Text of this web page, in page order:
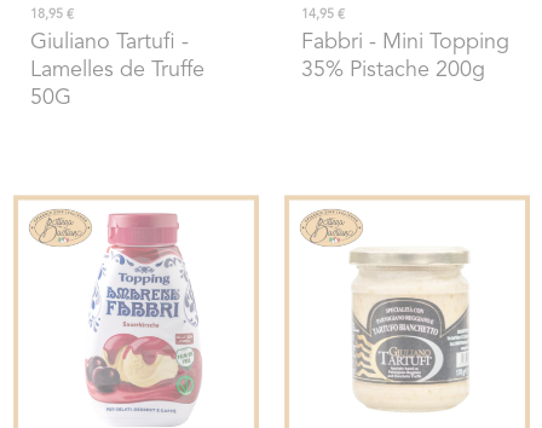
18,95 €
Giuliano Tartufi -
Lamelles de Truffe
50G
14,95 €
Fabbri - Mini Topping
35% Pistache 200g